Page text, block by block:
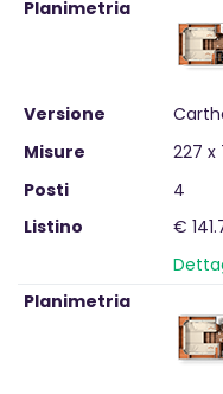
come una scelta
settore dei camper
Planimetria
Versione
Misure
227
Posti
4
Listino
€
Planimetria